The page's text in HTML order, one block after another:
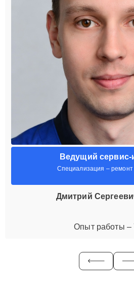
Ведущий сервис-
Специализация –
Дмитрий
Опыт работы –